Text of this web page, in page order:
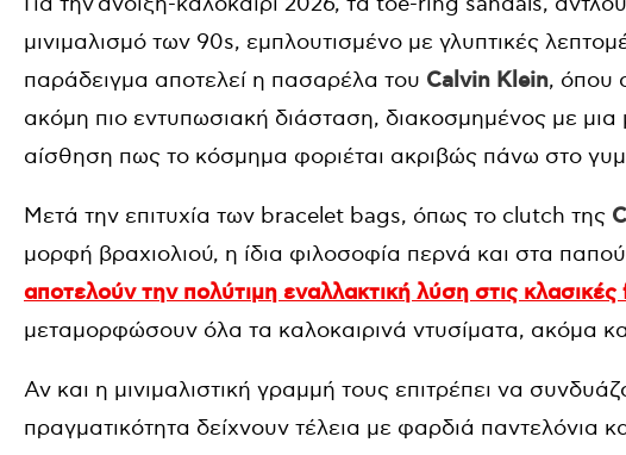
μινιμαλισμό των 90s, εμπλουτισμένο με γλυπτικές
παράδειγμα αποτελεί η πασαρέλα του Calvin Klein, όπου
ακόμη πιο εντυπωσιακή διάσταση, διακοσμημένος με
αίσθηση πως το κόσμημα φοριέται ακριβώς πάνω στο
Μετά την επιτυχία των bracelet bags, όπως το clutch της
μορφή βραχιολιού, η ίδια φιλοσοφία περνά και στα
αποτελούν την πολύτιμη εναλλακτική λύση στις
μεταμορφώσουν όλα τα καλοκαιρινά ντυσίματα, ακόμα
Αν και η μινιμαλιστική γραμμή τους επιτρέπει να
πραγματικότητα δείχνουν τέλεια με φαρδιά παντελόνια